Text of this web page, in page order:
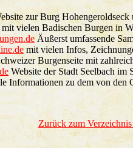
zur Burg
mit vielen Badischen Burgen in
Äußerst umfassende
mit vielen Infos,
Burgenseite mit
Website der Stadt Seelbach im
Informationen zu dem von den
Zurück zum